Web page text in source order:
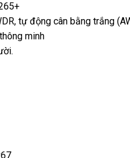
tự động cân bằng trắng
minh